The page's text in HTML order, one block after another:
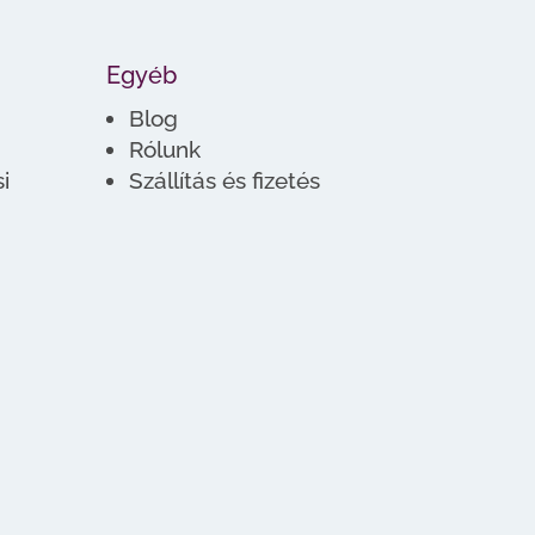
Egyéb
Blog
Rólunk
Szállítás és fizetés